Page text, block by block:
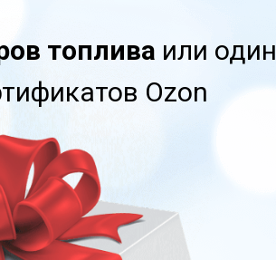
топлива или один
Ozon